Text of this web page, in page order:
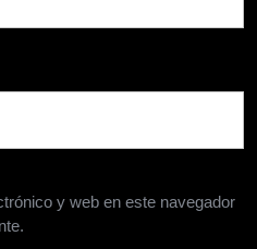
y web en este navegador